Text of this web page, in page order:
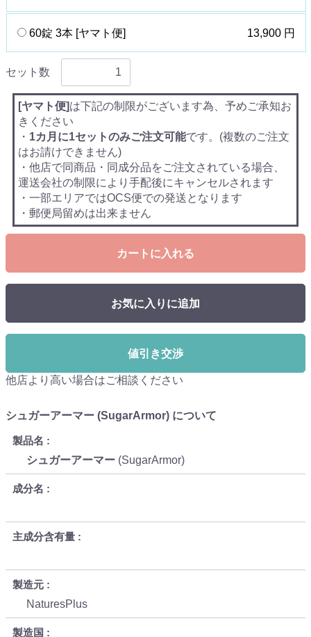
60錠 3本 [ヤマト便] 13,900 円
セット数
[ヤマト便]は下記の制限がございます為、予めご承知お
きください
・ 1カ月に1セットのみご注文可能です。(複数のご注文
はお請けできません)
・他店で同商品・同成分品をご注文されている場合、
運送会社の制限により手配後にキャンセルされます
・一部エリアではOCS便での発送となります
・郵便局留めは出来ません
カートに入れる
お気に入りに追加
値引き交渉
他店より高い場合はご相談ください
シュガーアーマー (SugarArmor) について
製品名
シュガーアーマー (SugarArmor)
成分名
主成分含有量
製造元
NaturesPlus
製造国